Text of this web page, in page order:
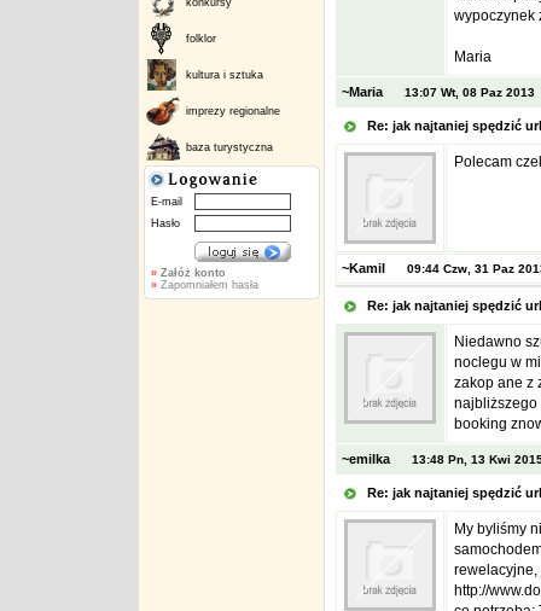
konkursy
folklor
kultura i sztuka
imprezy regionalne
baza turystyczna
E-mail
Hasło
» Załóż konto
»Zapomniałem hasła
wypoczynek
Maria
~Maria 13:07 Wt, 08 Paz 2013
Re: jak najtaniej spędzić
Polecam
~Kamil 09:44 Czw, 31 Paz
Re: jak najtaniej spędzić
Niedawno
noclegu w
zakop ane z
najbliższego
booking
~emilka 13:48 Pn, 13 Kwi
Re: jak najtaniej spędzić
My byliśmy
rewelacyjne,
http://